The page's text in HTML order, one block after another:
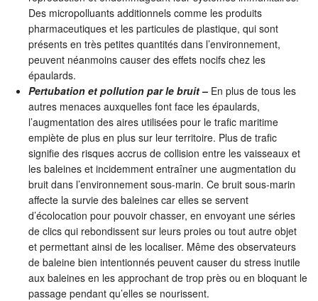
Des micropolluants additionnels comme les produits
pharmaceutiques et les particules de plastique, qui sont
présents en très petites quantités dans l’environnement,
peuvent néanmoins causer des effets nocifs chez les
épaulards.
Pertubation et pollution par le bruit – En plus de tous les
autres menaces auxquelles font face les épaulards,
l’augmentation des aires utilisées pour le trafic maritime
empiète de plus en plus sur leur territoire. Plus de trafic
signifie des risques accrus de collision entre les vaisseaux et
les baleines et incidemment entraîner une augmentation du
bruit dans l’environnement sous-marin. Ce bruit sous-marin
affecte la survie des baleines car elles se servent
d’écolocation pour pouvoir chasser, en envoyant une séries
de clics qui rebondissent sur leurs proies ou tout autre objet
et permettant ainsi de les localiser. Même des observateurs
de baleine bien intentionnés peuvent causer du stress inutile
aux baleines en les approchant de trop près ou en bloquant le
passage pendant qu’elles se nourissent.